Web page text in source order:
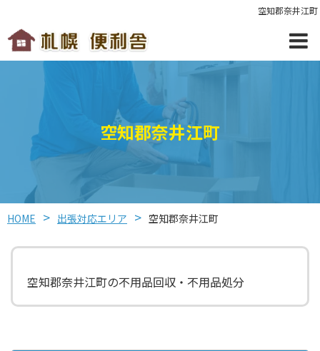
空知郡奈井江町
空知郡奈井江町
HOME 出張対応エリア 空知郡奈井江町
空知郡奈井江町の不用品回収・不用品処分